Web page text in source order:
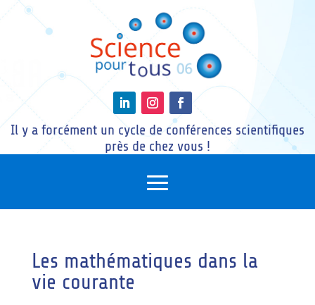
Il y a forcément un cycle de conférences scientifiques
près de chez vous !
Les mathématiques dans la
vie courante